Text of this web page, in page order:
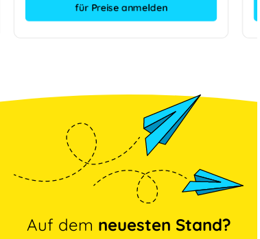
für Preise anmelden
Auf dem neuesten Stand?